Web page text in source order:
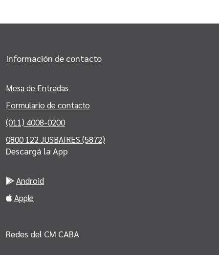
Información de contacto
Mesa de Entradas
Formulario de contacto
(011) 4008-0200
0800 122 JUSBAIRES (5872)
Descargá la App
Android
Apple
Redes del CM CABA